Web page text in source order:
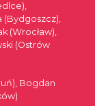
(Bydgoszcz),
(Wrocław),
(Ostrów
Bogdan